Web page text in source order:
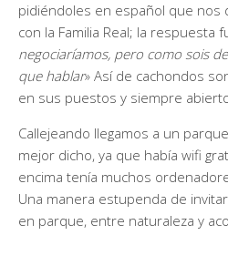
pidiéndoles en español que nos
con la Familia Real; la respuesta
negociaríamos, pero como sois
que hablar» Así de cachondos
en sus puestos y siempre
Callejeando llegamos a un
mejor dicho, ya que había wifi
encima tenía muchos
Una manera estupenda de
en parque, entre naturaleza y